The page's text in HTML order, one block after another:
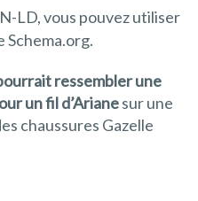
LD, vous pouvez utiliser
Schema.org.
ressembler une
un fil d’Arianesur une
chaussures Gazelle